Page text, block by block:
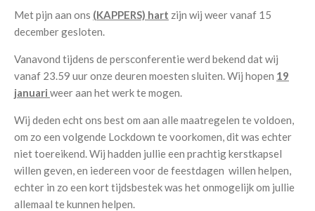
Met pijn aan ons (KAPPERS) hart zijn wij weer vanaf 15
december gesloten.
Vanavond tijdens de persconferentie werd bekend dat wij
vanaf 23.59 uur onze deuren moesten sluiten. Wij hopen 19
januari weer aan het werk te mogen.
Wij deden echt ons best om aan alle maatregelen te voldoen,
om zo een volgende Lockdown te voorkomen, dit was echter
niet toereikend. Wij hadden jullie een prachtig kerstkapsel
willen geven, en iedereen voor de feestdagen willen helpen,
echter in zo een kort tijdsbestek was het onmogelijk om jullie
allemaal te kunnen helpen.